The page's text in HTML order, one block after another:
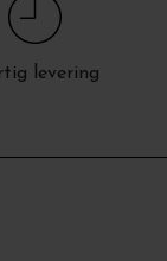
levering